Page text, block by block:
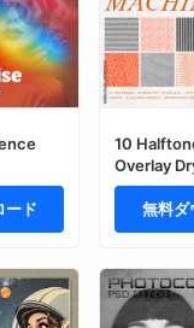
ード
10
Overlay
Effect
無料ダ